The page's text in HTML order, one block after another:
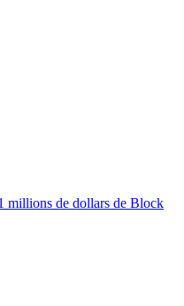
millions de dollars de Block